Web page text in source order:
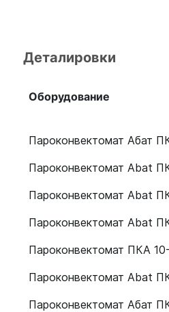
Деталировки
Оборудование
Пароконвектомат Абат
Пароконвектомат Abat
Пароконвектомат Abat
Пароконвектомат Abat
Пароконвектомат ПКА
Пароконвектомат Abat
Пароконвектомат Абат